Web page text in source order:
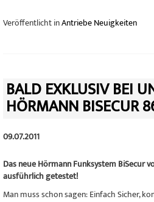
Veröffentlicht inAntriebe Neuigkeiten
BALD EXKLUSIV BEI
HÖRMANN BISECUR
09.07.2011
Das neue Hörmann Funksystem BiSecur
ausführlich getestet!
Man muss schon sagen: Einfach Sicher,